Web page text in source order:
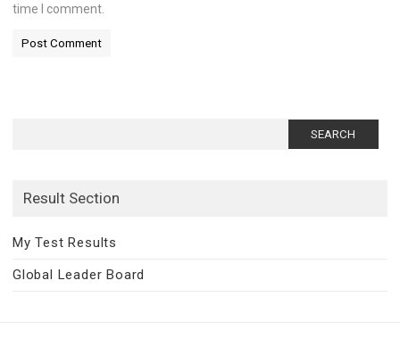
time I comment.
Result Section
My Test Results
Global Leader Board